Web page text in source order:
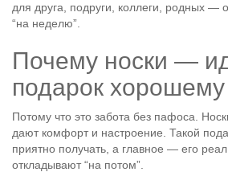
для друга, подруги, коллеги, родных —
“на неделю”.
Почему носки —
подарок хорошему
Потому что это забота без пафоса.
дают комфорт и настроение. Такой
приятно получать, а главное — его
откладывают “на потом”.